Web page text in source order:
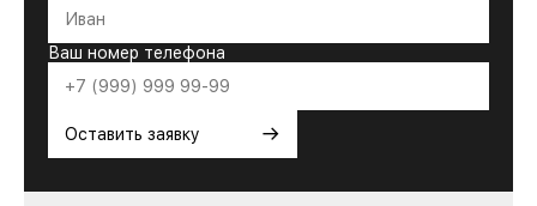
Ваш номер телефона
Оставить заявку →